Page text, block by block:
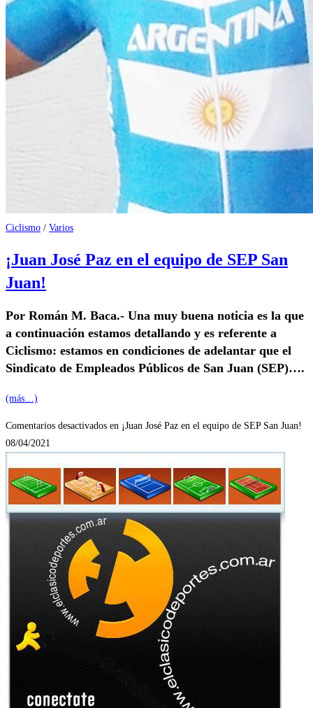
Ciclismo / Varios
¡Juan José Paz en el equipo de SEP San
Juan!
Por Román M. Baca.- Una muy buena noticia es la que
a continuación estamos detallando y es referente a
Ciclismo: estamos en condiciones de adelantar que el
Sindicato de Empleados Públicos de San Juan (SEP)….
(más…)
Comentarios desactivados en ¡Juan José Paz en el equipo de SEP San Juan!
08/04/2021